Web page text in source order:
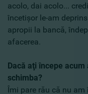
acolo, dai acolo...
încetişor le-am
apropii la bancă,
afacerea.
Dacă aţi începe
schimba?
Îmi pare rău că nu am